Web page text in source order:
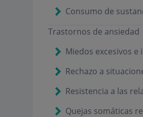
Consumo de
Trastornos de ansiedad
Miedos excesivos e
Rechazo a
Resistencia a las
Quejas somáticas